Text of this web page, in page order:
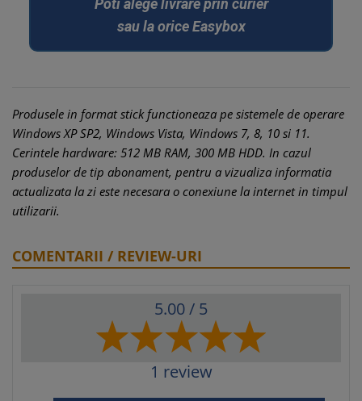
Poti alege livrare prin curier
sau la orice Easybox
Produsele in format stick functioneaza pe sistemele de operare
Windows XP SP2, Windows Vista, Windows 7, 8, 10 si 11.
Cerintele hardware: 512 MB RAM, 300 MB HDD. In cazul
produselor de tip abonament, pentru a vizualiza informatia
actualizata la zi este necesara o conexiune la internet in timpul
utilizarii.
COMENTARII / REVIEW-URI
5.00/ 5
1 review